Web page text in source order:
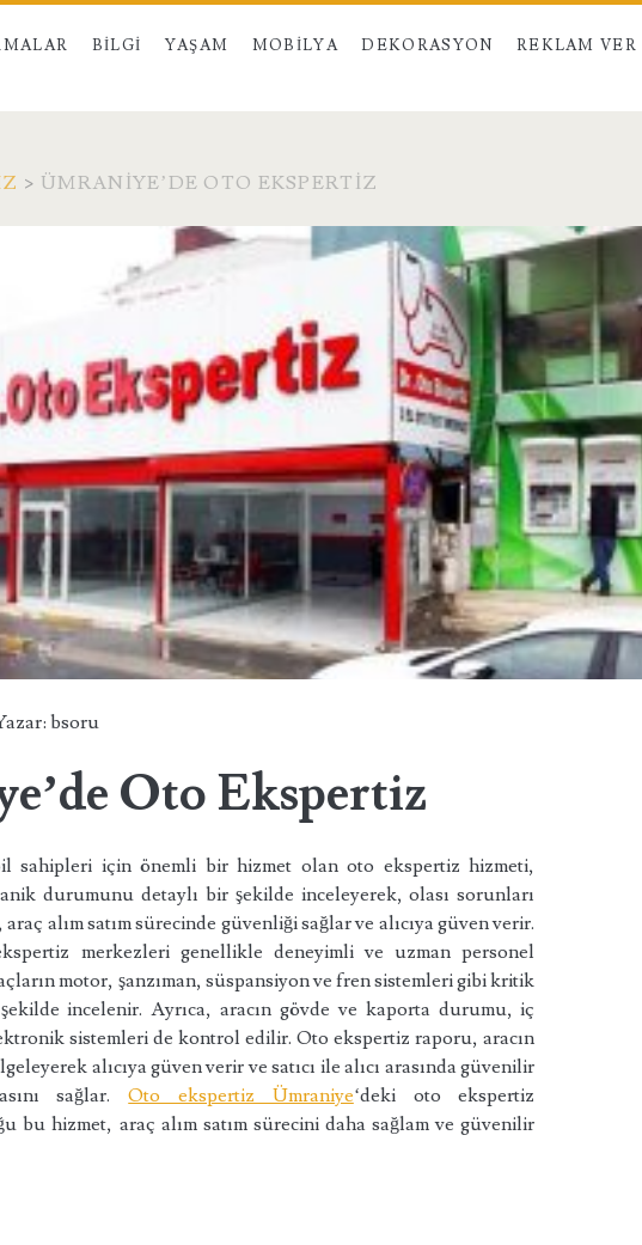
BILGI YAŞAM MOBILYA DEKORASYON REKLAM VER
> ÜMRANIYE’DE OTO EKSPERTIZ
bsoru
Oto Ekspertiz
sahipleri için önemli bir hizmet olan oto ekspertiz hizmeti,
durumunu detaylı bir şekilde inceleyerek, olası sorunları
alım satım sürecinde güvenliği sağlar ve alıcıya güven verir.
merkezleri genellikle deneyimli ve uzman personel
motor, şanzıman, süspansiyon ve fren sistemleri gibi kritik
incelenir. Ayrıca, aracın gövde ve kaporta durumu, iç
sistemleri de kontrol edilir. Oto ekspertiz raporu, aracın
alıcıya güven verir ve satıcı ile alıcı arasında güvenilir
sağlar.Oto ekspertiz Ümraniye‘deki oto ekspertiz
bu hizmet, araç alım satım sürecini daha sağlam ve güvenilir